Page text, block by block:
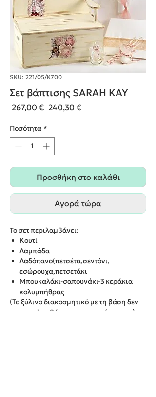
SKU: 221/05/K700
Σετ βάπτισης SARAH KAY
267,00 € Κανονική
240,30 €Τιμή
Ποσότητα *
Προσθήκη στο καλάθι
Αγορά τώρα
Το σετ περιλαμβάνει:
Κουτί
Λαμπάδα
Λαδόπανο(πετσέτα,σεντόνι,
εσώρουχα,πετσετάκι
Μπουκαλάκι-σαπουνάκι-3 κεράκια
κολυμπήθρας
(Το ξύλινο διακοσμητικό με τη βάση δεν
συμπεριλαμβάνεται στην τιμή του σετ)